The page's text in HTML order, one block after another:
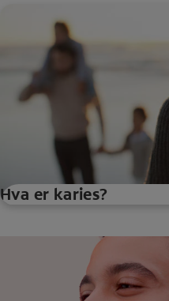
Hva er karies?